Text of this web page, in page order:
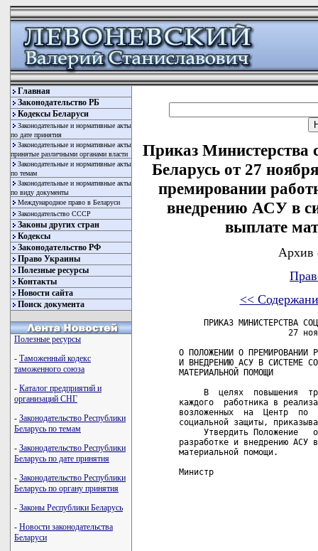
Главная
Законодательство РБ
Кодексы Беларуси
Законодательные и нормативные акты
по дате принятия
Законодательные и нормативные акты
принятые различными органами власти
Законодательные и нормативные акты
по темам
Законодательные и нормативные акты
по виду документы
Международное право в Беларуси
Законодательство СССР
Законы других стран
Кодексы
Законодательство РФ
Право Украины
Полезные ресурсы
Контакты
Новости сайта
Поиск документа
Полезные ресурсы
- Таможенный кодекс
таможенного союза
- Каталог предприятий и
организаций СНГ
- Законодательство Республики
Беларусь по темам
- Законодательство Республики
Беларусь по дате принятия
- Законодательство Республики
Беларусь по органу принятия
- Законы Республики Беларусь
- Новости законодательства
Беларуси
Приказ Министерства
Беларусь от 27
премировании
внедрению АСУ в
выплате
Архив
<<
ПРИКАЗ МИНИСТЕРСТВА
27
О ПОЛОЖЕНИИ О ПРЕМИРОВАНИИ
И ВНЕДРЕНИЮ АСУ В СИСТЕМЕ
МАТЕРИАЛЬНОЙ ПОМОЩИ
В  целях  повышения
каждого  работника в
возложенных  на  Центр  по
социальной защиты,
Утвердить Положение
разработке и внедрению
материальной помощи.
Министр